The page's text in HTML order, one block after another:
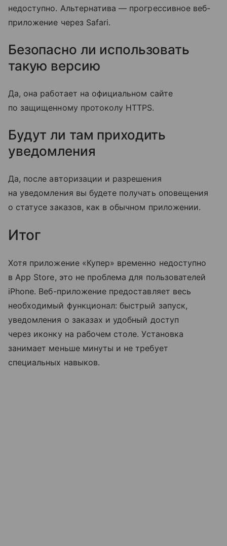
недоступно. Альтернатива — прогрессивное веб-
приложение через Safari.
Безопасно ли использовать
такую версию
Да, она работает на официальном сайте
по защищенному протоколу HTTPS.
Будут ли там приходить
уведомления
Да, после авторизации и разрешения
на уведомления вы будете получать оповещения
о статусе заказов, как в обычном приложении.
Итог
Хотя приложение «Купер» временно недоступно
в App Store, это не проблема для пользователей
iPhone. Веб-приложение предоставляет весь
необходимый функционал: быстрый запуск,
уведомления о заказах и удобный доступ
через иконку на рабочем столе. Установка
занимает меньше минуты и не требует
специальных навыков.